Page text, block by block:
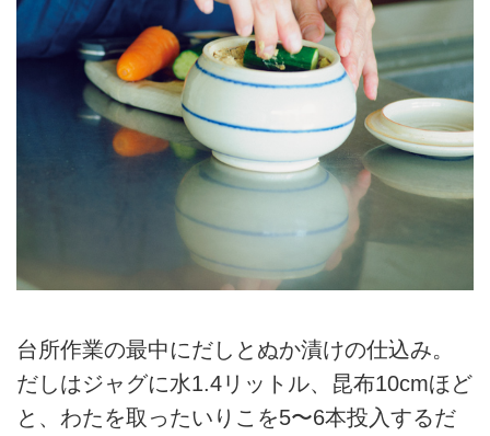
台所作業の最中にだしとぬか漬けの仕込み。
だしはジャグに水1.4リットル、昆布10cmほど
と、わたを取ったいりこを5〜6本投入するだ